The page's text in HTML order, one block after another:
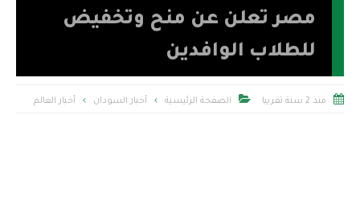
مصر تعلن عن منح وتخفيض
للطلاب الوافدين
 منذ 2 سنة تقريبا  الصفحة الرئيسية أخبار السودان أخبار العالم